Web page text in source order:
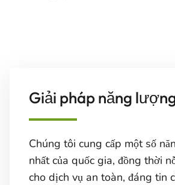
Giải pháp năng
Chúng tôi cung cấp một số
nhất của quốc gia, đồng thời
cho dịch vụ an toàn, đáng tin